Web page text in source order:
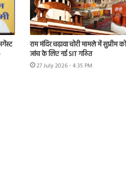
राम मंदिर चढ़ावा चोरी मामले में सुप्रीम
जांच के लिए नई SIT गठित
27 July 2026 - 4:35 PM